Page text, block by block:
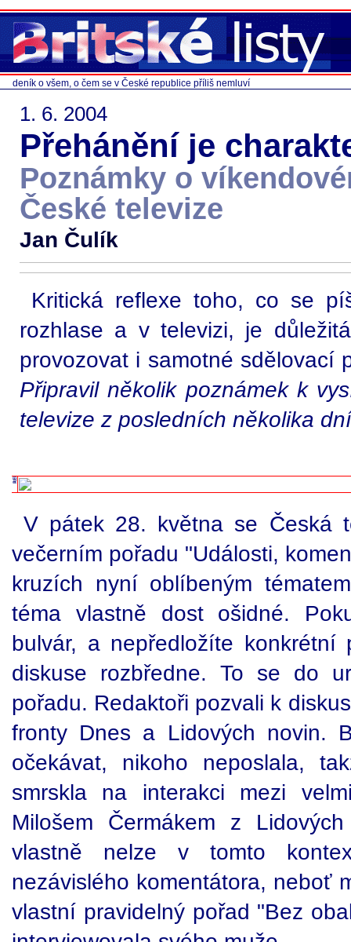
deník o všem, o čem se v České republice příliš nemluví
1. 6. 2004
Přehánění je
Poznámky o
České televize
Jan Čulík
Kritická reflexe toho, co se
rozhlase a v televizi, je
provozovat i samotné sdělovací
Připravil několik poznámek k
televize z posledních několika
V pátek 28. května se Česká
večerním pořadu "Události,
kruzích nyní oblíbeným
téma vlastně dost ošidné.
bulvár, a nepředložíte
diskuse rozbředne. To se do
pořadu. Redaktoři pozvali k
fronty Dnes a Lidových novin.
očekávat, nikoho neposlala,
smrskla na interakci mezi
Milošem Čermákem z
vlastně nelze v tomto
nezávislého komentátora, neboť
vlastní pravidelný pořad "Bez